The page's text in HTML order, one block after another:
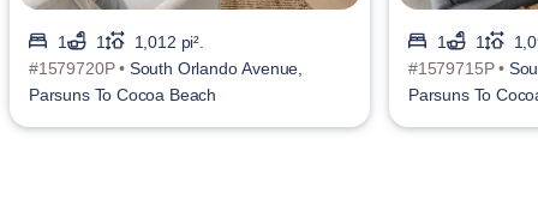
1 1
1,012 pi².
#1579720P • South Orlando Avenue,
Parsuns To Cocoa Beach
1 1
#1579715P •
Parsuns To